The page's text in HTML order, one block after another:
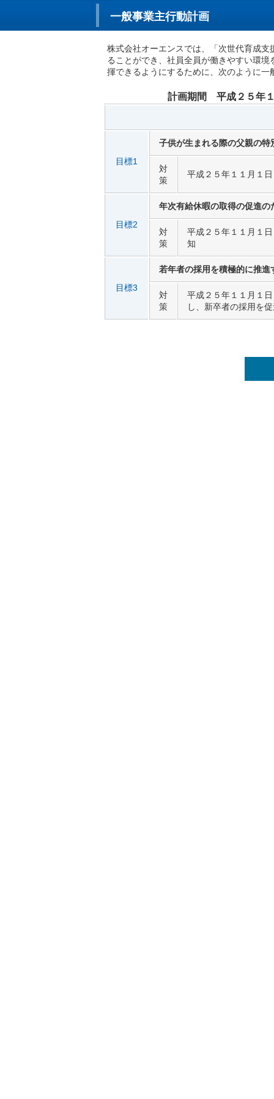
一般事業主行動計画
株式会社オーエンスでは、「次世代育成
ることができ、社員全員が働きやすい環
揮できるようにするために、次のように
計画期間 平成２５年
目標1
子供が生まれる際の父親の特
対
策
平成２５年１１月１
目標2
年次有給休暇の取得の促進の
対
策
平成２５年１１月１
知
目標3
若年者の採用を積極的に推進
対
策
平成２５年１１月１
し、新卒者の採用を